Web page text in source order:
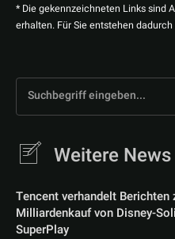
* Die gekennzeichneten Links sind
erhalten. Für Sie entstehen
Suchbegriff eingeben...
Weitere News
Tencent verhandelt
Milliardenkauf von Disney-
SuperPlay